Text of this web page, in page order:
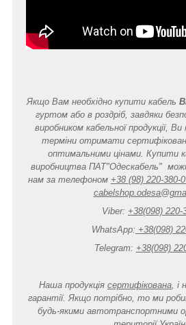
Якщо Вам необхідно купити кабель
гуртом або в роздріб, завдяки
виробником кабельної продукції,
терміни отримати
оптимальними цінами. Купити
виробництва ПАТ"Одескабель"
нам за телефоном +38 (98) 220-380-0
Viber: +38(098) 220-
WhatsApp: +38(098)
Telegram: +38(098)
Наша продукція сертифікована ,
гарантії. Якщо потрібно, то ми
будь-якими автотранспортними